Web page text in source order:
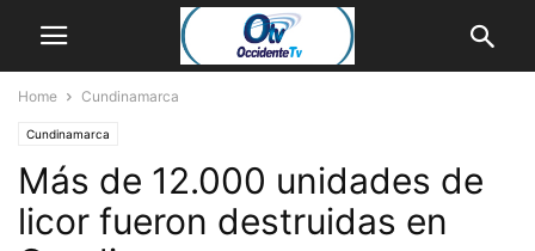
Home Cundinamarca
Cundinamarca
Más de 12.000 unidades de
licor fueron destruidas en